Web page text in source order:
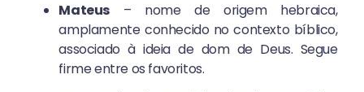
Mateus – nome de origem hebraica,
amplamente conhecido no contexto bíblico,
associado à ideia de dom de Deus. Segue
firme entre os favoritos.